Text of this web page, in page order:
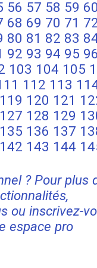
56 57 58 59
68 69 70 71
80 81 82 83
92 93 94 95
103 104 105
112 113
119 120 121
127 128 129
135 136 137
142 143 144
? Pour plus
ou inscrivez-
espace pro